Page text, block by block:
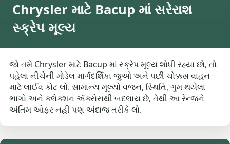
Chrysler માટે Bacup માં સરેરાશ
સ્ક્રેપ મૂલ્ય
જો તમે Chrysler માટે Bacup માં સ્ક્રેપ મૂલ્ય શોધી રહ્યા છો, તો
પહેલા નીચેની મોડેલ માર્ગદર્શિકા જુઓ અને પછી ચોક્કસ વાહન
માટે લાઈવ કોટ લો. સામાન્ય મૂલ્યો વજન, સ્થિતિ, ગુમ થયેલા
ભાગો અને કલેક્શન ઍક્સેસથી બદલાય છે, તેથી આ રેન્જને
અંતિમ ઓફર નહીં પણ અંદાજ તરીકે લો.